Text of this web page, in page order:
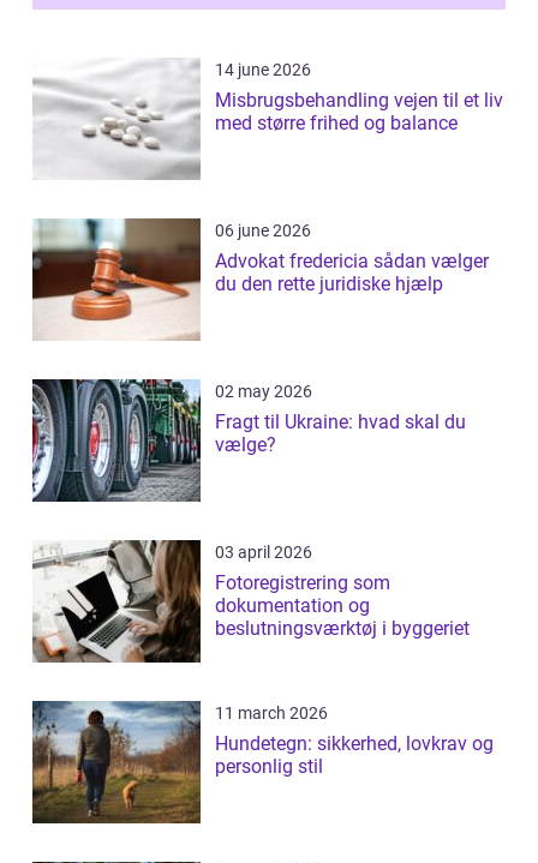
14 june 2026
Misbrugsbehandling vejen til et liv
med større frihed og balance
06 june 2026
Advokat fredericia sådan vælger
du den rette juridiske hjælp
02 may 2026
Fragt til Ukraine: hvad skal du
vælge?
03 april 2026
Fotoregistrering som
dokumentation og
beslutningsværktøj i byggeriet
11 march 2026
Hundetegn: sikkerhed, lovkrav og
personlig stil